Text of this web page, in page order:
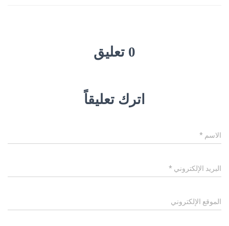
0 تعليق
اترك تعليقاً
الاسم *
البريد الإلكتروني *
الموقع الإلكتروني